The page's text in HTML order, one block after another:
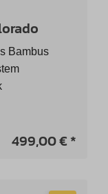
Bambus
499,00 € *